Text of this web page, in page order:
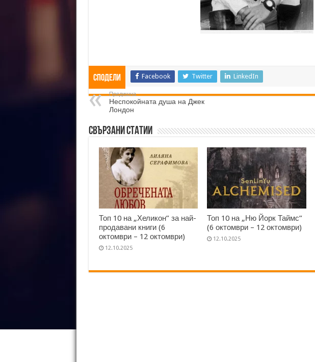
Сподели Facebook Twitter LinkedIn
Предишна
Неспокойната душа на Джек
Лондон
Свързани статии
Топ 10 на „Хеликон” за най-
продавани книги (6
октомври – 12 октомври)
12.10.2025
Топ 10 на „Ню Йорк Таймс”
(6 октомври – 12 октомври)
12.10.2025